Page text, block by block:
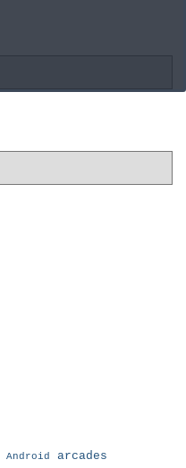
Android arcades